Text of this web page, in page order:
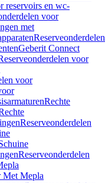
reservoirs en wc-
voor
met
Reserveonderdelen
Geberit Connect
voor
voor
Rechte
Reserveonderdelen
Reserveonderdelen
Met Mepla